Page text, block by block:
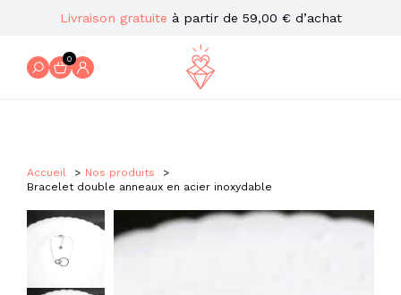
Livraison gratuite à partir de 59,00 € d’achat
0
Accueil
Nos produits
Bracelet double anneaux en acier inoxydable